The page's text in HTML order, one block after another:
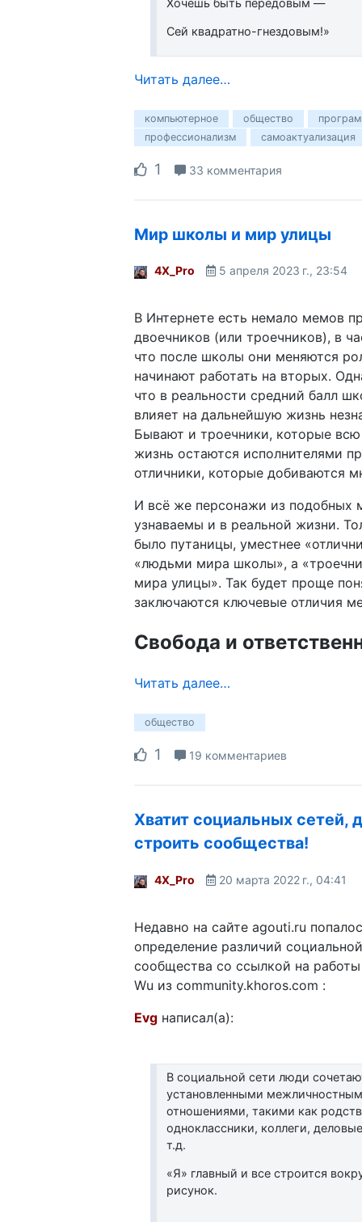
Сей квадратно-гнездовым!»
Читать далее…
компьютерное общество
профессионализм
самоактуализация
1 33 комментария
Мир школы и мир улицы
4X_Pro 5 апреля 2023 г., 23:54
В Интернете есть немало мемов
двоечников (или троечников), в
что после школы они меняются
начинают работать на вторых.
что в реальности средний балл
влияет на дальнейшую жизнь
Бывают и троечники, которые
жизнь остаются исполнителями
отличники, которые добиваются
И всё же персонажи из подобных
узнаваемы и в реальной жизни.
было путаницы, уместнее
«людьми мира школы», а
мира улицы». Так будет проще
заключаются ключевые отличия
Свобода и
Читать далее…
общество
1 19 комментариев
Хватит социальных сетей,
строить сообщества!
4X_Pro 20 марта 2022 г., 04:41
Недавно на сайте agouti.ru
определение различий
сообщества со ссылкой на
Wu из community.khoros.com :
Evg написал(а):
В социальной сети люди
установленными
отношениями, такими как
одноклассники, коллеги,
т.д.
«Я» главный и все строится
рисунок.